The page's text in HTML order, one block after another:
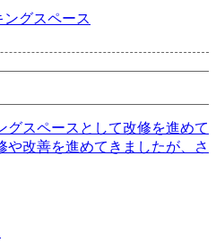
グスペース
グスペースとして改修を進めて
や改善を進めてきましたが、さ